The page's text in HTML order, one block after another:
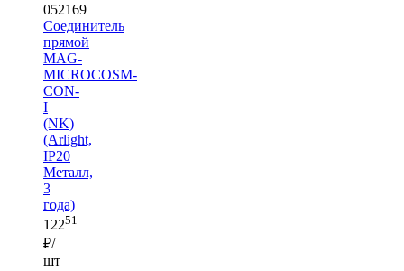
052169
Соединитель
прямой
MAG-
MICROCOSM-
CON-
I
(NK)
(Arlight,
IP20
Металл,
3
года)
12251
₽/
шт